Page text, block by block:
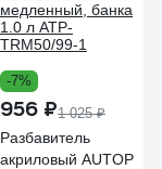
-7%
956 ₽1 025 ₽
Разбавитель
акриловый AUTOP